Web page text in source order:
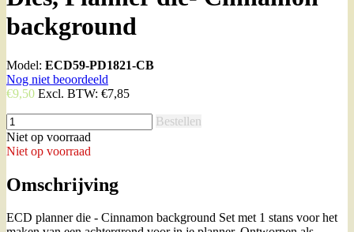
background
Model: ECD59-PD1821-CB
Nog niet beoordeeld
€9,50 Excl. BTW: €7,85
Bestellen
Niet op voorraad
Niet op voorraad
Omschrijving
ECD planner die - Cinnamon background Set met 1 stans voor het